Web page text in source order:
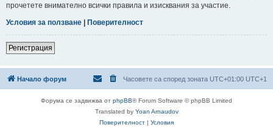
прочетете внимателно всички правила и изисквания за участие.
Условия за ползване | Поверителност
Регистрация
Начало форум Часовете са според зоната UTC+01:00 UTC+1
Форума се задвижва от phpBB® Forum Software © phpBB Limited
Translated by Yoan Arnaudov
Поверителност | Условия